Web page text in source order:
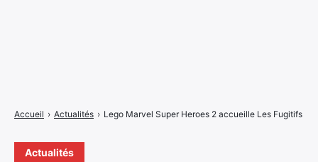
Actualités
Accueil › Actualités › Lego Marvel Super Heroes 2 accueille Les Fugitifs